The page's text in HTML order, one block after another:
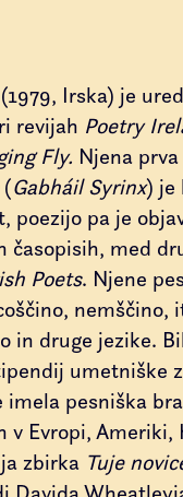
Irska) je
revijah Poetry
Fly. Njena
(Gabháil Syrinx) je
poezijo pa je
časopisih, med
Poets. Njene
nemščino,
in druge jezike.
umetniške
pesniška
v Evropi, Ameriki,
zbirka Tuje